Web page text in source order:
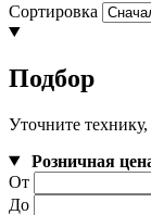
Сортировка
Подбор
Уточните
Розничная
От
До